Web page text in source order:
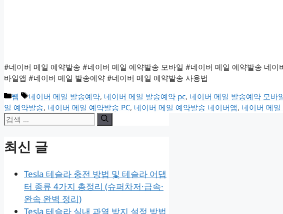
#네이버 메일 예약발송 #네이버 메일 예약발송 모바일 #네이버 메일 예약발송 네이
바일앱 #네이버 메일 발송예약 #네이버 메일 예약발송 사용법
카
테
고
리
웹
태
그
네이버 메일 발송예약, 네이버 메일 발송예약 pc, 네이버 메일 발송예약 모바
일 예약발송, 네이버 메일 예약발송 PC, 네이버 메일 예약발송 네이버앱, 네이버 메
검
최신 글
Tesla 테슬라 충전 방법 및 테슬라 어댑
터 종류 4가지 총정리 (슈퍼차저·급속·
완속 완벽 정리)
Tesla 테슬라 실내 과열 방지 설정 방법